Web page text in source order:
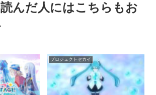
んだ人にはこちらもお
プロジェクトセカイ